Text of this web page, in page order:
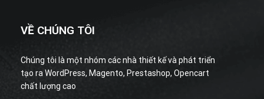
VỀ CHÚNG TÔI
Chúng tôi là một nhóm các nhà thiết kế và phát triển
tạo ra WordPress, Magento, Prestashop, Opencart
chất lượng cao